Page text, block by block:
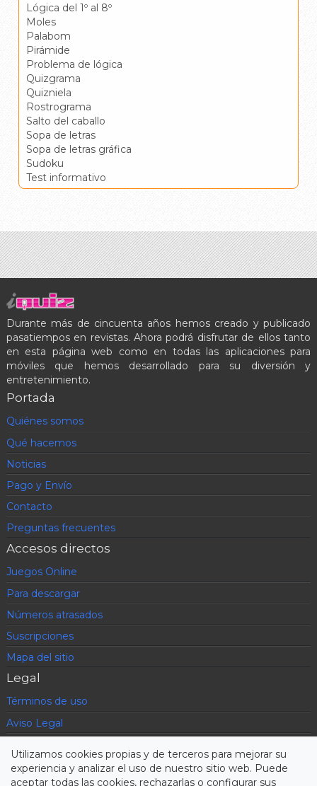
Lógica del 1º al 8º
Moles
Palabom
Pirámide
Problema de lógica
Quizgrama
Quizniela
Rostrograma
Salto del caballo
Sopa de letras
Sopa de letras gráfica
Sudoku
Test informativo
Durante más de cincuenta años hemos creado y publicado
pasatiempos en revistas. Ahora podrá disfrutar de ellos tanto
en esta página web como en todas las aplicaciones para
móviles que hemos desarrollado para su diversión y
entretenimiento.
Portada
Quiénes somos
Qué hacemos
Noticias
Pago y Envío
Contacto
Preguntas frecuentes
Accesos directos
Juegos Online
Para descargar
Números atrasados
Suscripciones
Mapa del sitio
Legal
Términos de uso
Aviso Legal
Condiciones contratación
Utilizamos cookies propias y de terceros para mejorar su
experiencia y analizar el uso de nuestro sitio web. Puede
aceptar todas las cookies, rechazarlas o configurar sus